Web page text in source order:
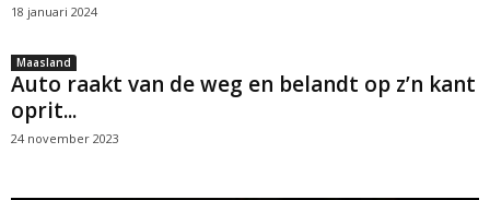
18 januari 2024
Maasland
Auto raakt van de weg en belandt op z’n kant
oprit...
24 november 2023